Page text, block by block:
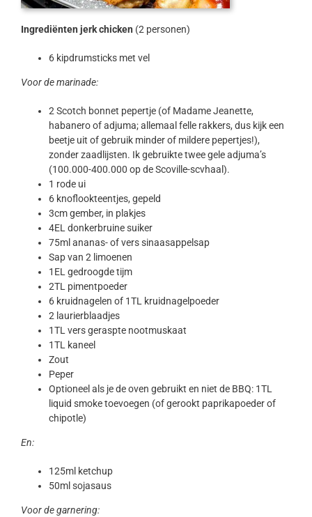
Ingrediënten jerk chicken (2 personen)
6 kipdrumsticks met vel
Voor de marinade:
2 Scotch bonnet pepertje (of Madame Jeanette,
habanero of adjuma; allemaal felle rakkers, dus kijk een
beetje uit of gebruik minder of mildere pepertjes!),
zonder zaadlijsten. Ik gebruikte twee gele adjuma’s
(100.000-400.000 op de Scoville-scvhaal).
1 rode ui
6 knoflookteentjes, gepeld
3cm gember, in plakjes
4EL donkerbruine suiker
75ml ananas- of vers sinaasappelsap
Sap van 2 limoenen
1EL gedroogde tijm
2TL pimentpoeder
6 kruidnagelen of 1TL kruidnagelpoeder
2 laurierblaadjes
1TL vers geraspte nootmuskaat
1TL kaneel
Zout
Peper
Optioneel als je de oven gebruikt en niet de BBQ: 1TL
liquid smoke toevoegen (of gerookt paprikapoeder of
chipotle)
En:
125ml ketchup
50ml sojasaus
Voor de garnering: